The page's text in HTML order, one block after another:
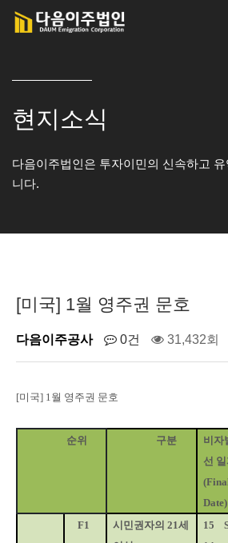
현지소식
다음이주법인은 투자이민의 신속하고
니다.
[미국] 1월 영주권 문호
다음이주공사 0건 31,432회
[미국] 1월 영주권 문호
순위 구분
비자
선
Date)
F1 시민권자의 21세
15